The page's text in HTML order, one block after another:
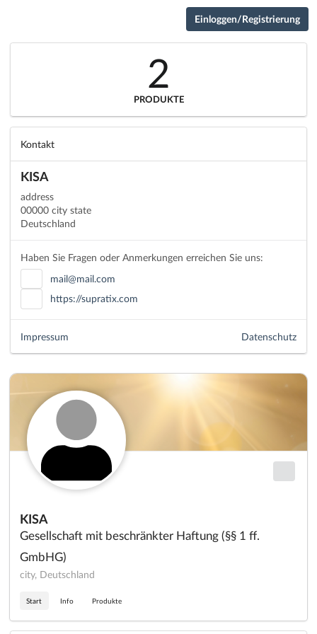
Einloggen/Registrierung
KISA
Gesellschaft mit beschränkter Haftung (§§ 1 ff.
GmbHG)
city, Deutschland
Start Info Produkte
2
PRODUKTE
Kontakt
KISA
address
00000 city state
Deutschland
Haben Sie Fragen oder Anmerkungen erreichen Sie uns:
mail@mail.com
https://supratix.com
Datenschutz
Impressum